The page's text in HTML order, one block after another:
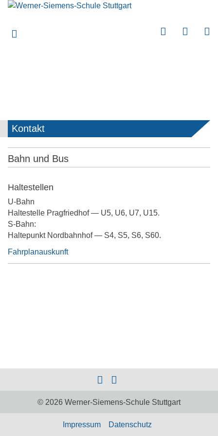
Kontakt
Bahn und Bus
Haltestellen
U-Bahn
Haltestelle Pragfriedhof — U5, U6, U7, U15.
S-Bahn:
Haltepunkt Nordbahnhof — S4, S5, S6, S60.
Fahrplanauskunft
© 2026 Werner-Siemens-Schule Stuttgart
Impressum Datenschutz